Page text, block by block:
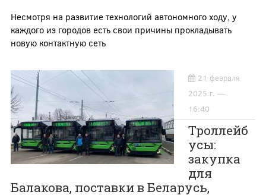
Несмотря на развитие технологий автономного ходу, у
каждого из городов есть свои причины прокладывать
новую контактную сеть
21 февраля
2025 г. —
16:40
Троллейб
усы:
закупка
для
Балакова, поставки в Беларусь,